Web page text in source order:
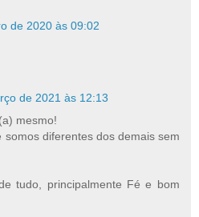
de 2020 às 09:02
de 2021 às 12:13
mesmo!
somos diferentes dos demais sem
tudo, principalmente Fé e bom